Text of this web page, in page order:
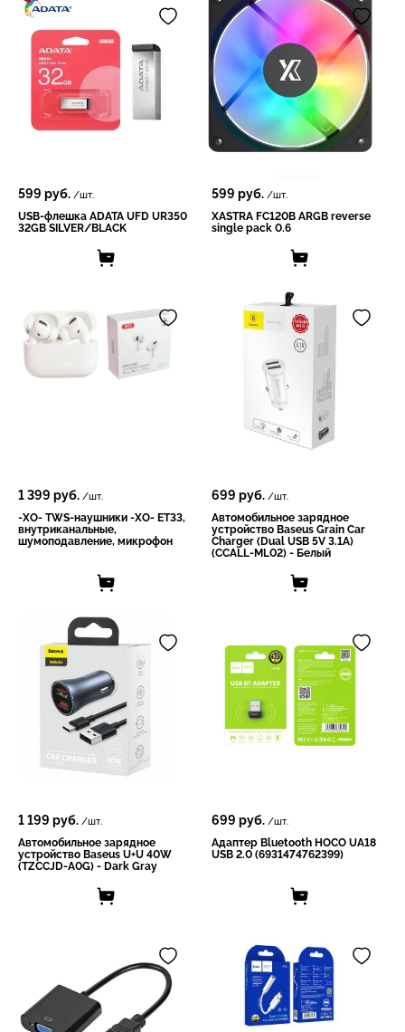
599 руб. /шт.
USB-флешка ADATA UFD UR350
32GB SILVER/BLACK
599 руб. /шт.
XASTRA FC120B ARGB reverse
single pack 0.6
1 399 руб. /шт.
-XO- TWS-наушники -XO- ET33,
внутриканальные,
шумоподавление, микрофон
699 руб. /шт.
Автомобильное зарядное
устройство Baseus Grain Car
Charger (Dual USB 5V 3.1A)
(CCALL-ML02) - Белый
1 199 руб. /шт.
Автомобильное зарядное
устройство Baseus U+U 40W
(TZCCJD-A0G) - Dark Gray
699 руб. /шт.
Адаптер Bluetooth HOCO UA18
USB 2.0 (6931474762399)